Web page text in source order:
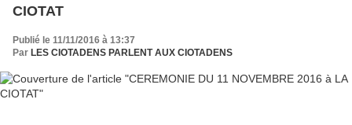
CIOTAT
Publié le 11/11/2016 à 13:37
Par LES CIOTADENS PARLENT AUX CIOTADENS